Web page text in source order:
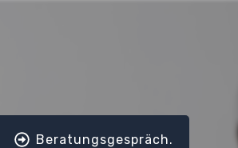
Beratungsgespräch.